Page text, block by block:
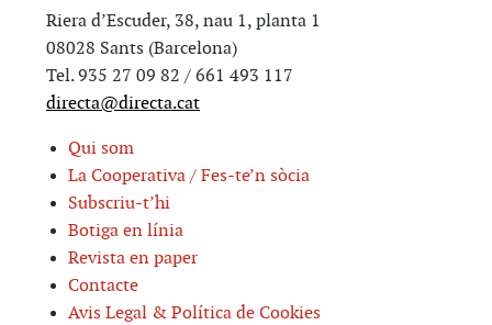
Riera d’Escuder, 38, nau 1, planta 1
08028 Sants (Barcelona)
Tel. 935 27 09 82 / 661 493 117
directa@directa.cat
Qui som
La Cooperativa / Fes-te’n sòcia
Subscriu-t’hi
Botiga en línia
Revista en paper
Contacte
Avis Legal & Política de Cookies